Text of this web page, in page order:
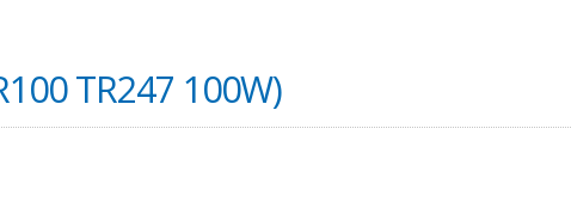
TR247 100W)